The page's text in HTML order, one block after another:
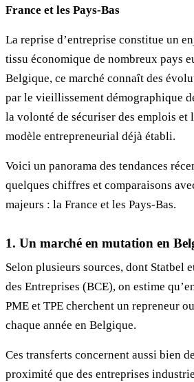
France et les Pays-Bas
La reprise d’entreprise constitue un
tissu économique de nombreux pays
Belgique, ce marché connaît des
par le vieillissement démographique
la volonté de sécuriser des emplois et
modèle entrepreneurial déjà établi.
Voici un panorama des tendances
quelques chiffres et comparaisons
majeurs : la France et les Pays-Bas.
1. Un marché en mutation en
Selon plusieurs sources, dont Statbel
des Entreprises (BCE), on estime
PME et TPE cherchent un repreneur
chaque année en Belgique.
Ces transferts concernent aussi bien
proximité que des entreprises